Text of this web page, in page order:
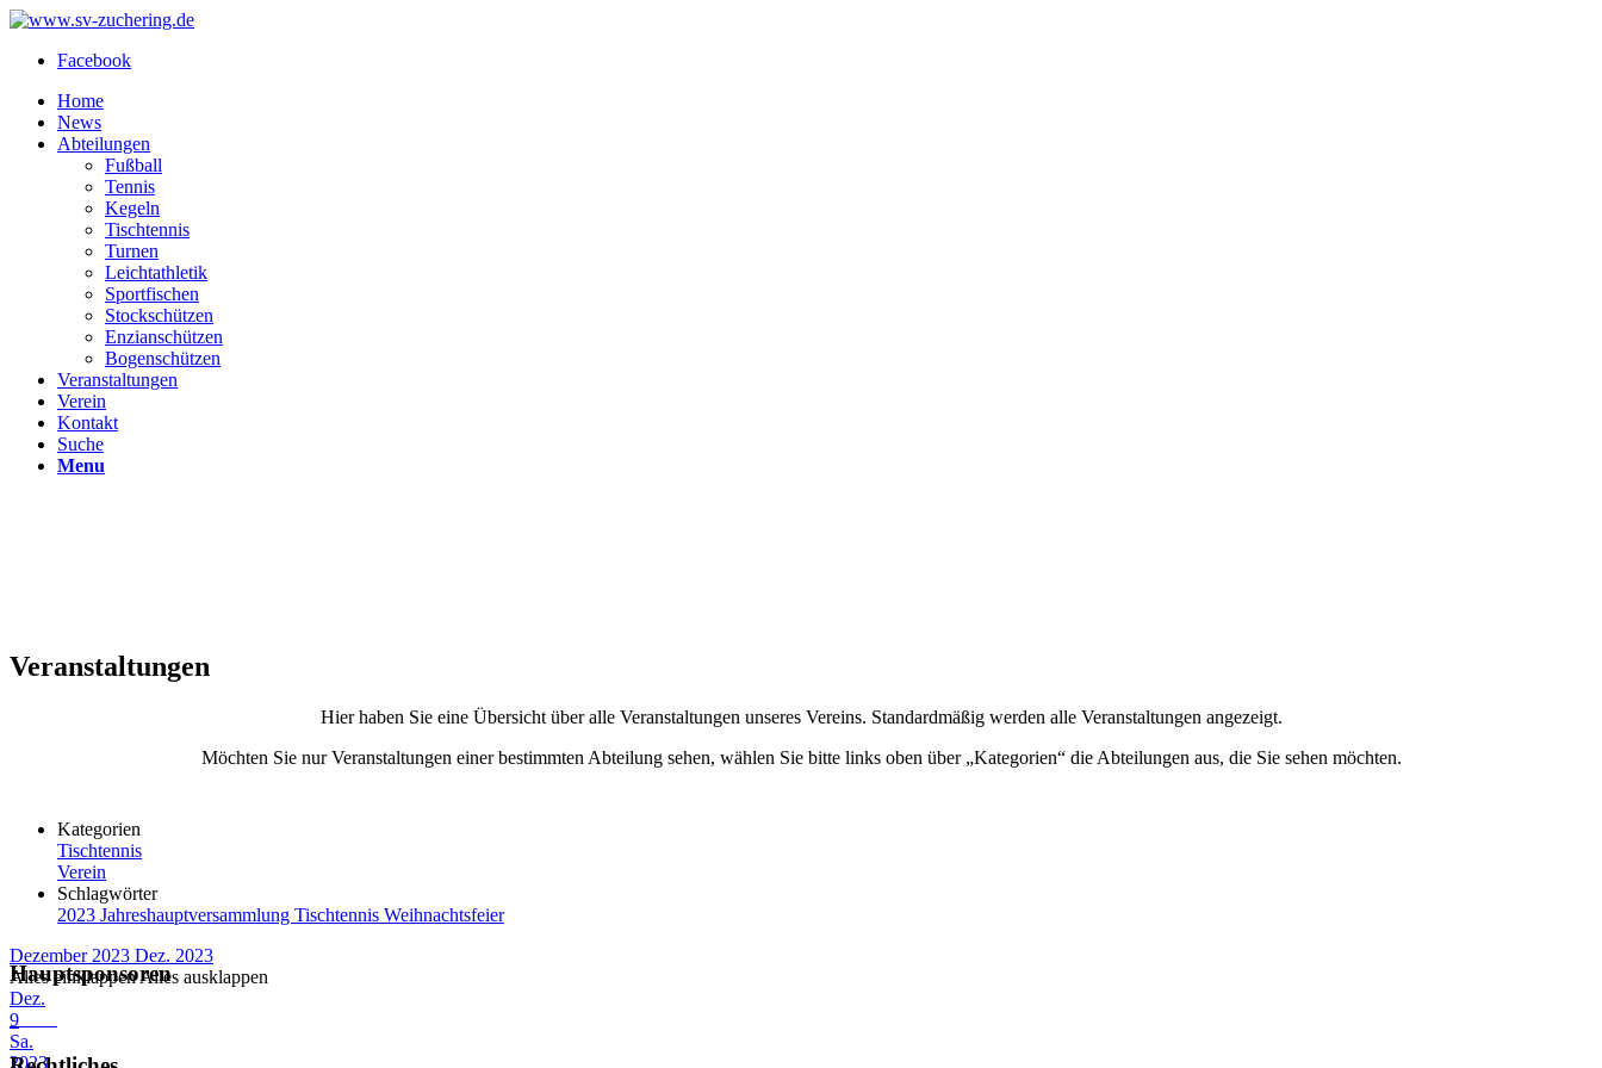
Facebook
Home
News
Abteilungen
Fußball
Tennis
Kegeln
Tischtennis
Turnen
Leichtathletik
Sportfischen
Stockschützen
Enzianschützen
Bogenschützen
Veranstaltungen
Verein
Kontakt
Suche
Menu
Veranstaltungen
Hier haben Sie eine Übersicht über alle Veranstaltungen unseres Vereins. Standardmäßig werden alle Veranstaltungen angezeigt.
Möchten Sie nur Veranstaltungen einer bestimmten Abteilung sehen, wählen Sie bitte links oben über „Kategorien“ die Abteilungen aus, die Sie sehen möchten.
Kategorien
Tischtennis
Verein
Schlagwörter
2023 Jahreshauptversammlung Tischtennis Weihnachtsfeier
Dezember 2023 Dez. 2023
Alles einklappenAlles ausklappen
Dez.
9
Sa.
2023
Hauptsponsoren